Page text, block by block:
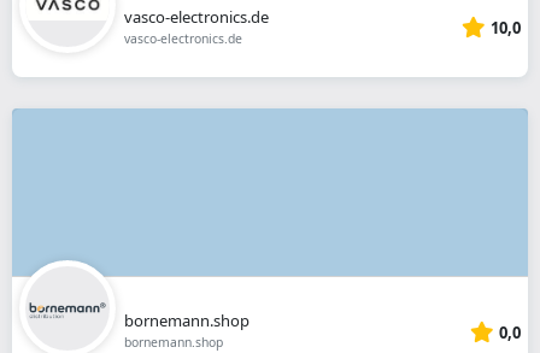
vasco-electronics.de
vasco-electronics.de 10,0
bornemann.shop
bornemann.shop 0,0